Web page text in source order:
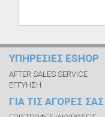
ΥΠΗΡΕΣΙΕΣ ESHOP
AFTER SALES SERVICE
ΕΓΓΥΗΣΗ
ΓΙΑ ΤΙΣ ΑΓΟΡΕΣ ΣΑΣ